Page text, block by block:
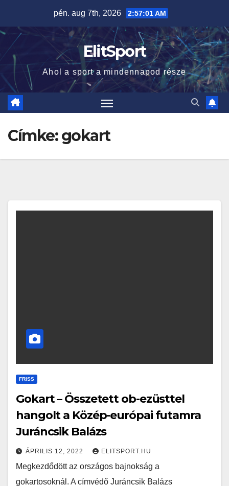
content
pén. aug 7th, 2026 2:57:02 AM
ElitSport
Ahol a sport a mindennapod része
Címke:gokart
FRISS
Gokart – Összetett ob-ezüsttel
hangolt a Közép-európai futamra
Juráncsik Balázs
ÁPRILIS 12, 2022 ELITSPORT.HU
Megkezdődött az országos bajnokság a
gokartosoknál. A címvédő Juráncsik Balázs